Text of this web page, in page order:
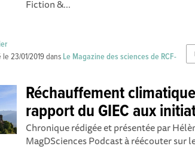
Fiction &...
le23/01/2019dans Le Magazine des sciences de RCF-
Réchauffement
rapport du GIEC aux
Chronique rédigée et présentée par
MagDSciences Podcast à réécouter sur